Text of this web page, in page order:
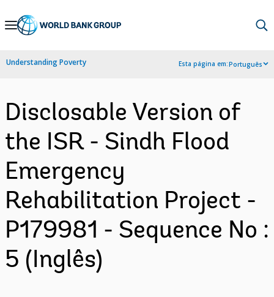
Skip
Navigation
Understanding Poverty Esta página em:Português
Disclosable Version of
the ISR - Sindh Flood
Emergency
Rehabilitation Project -
P179981 - Sequence No :
5 (Inglês)